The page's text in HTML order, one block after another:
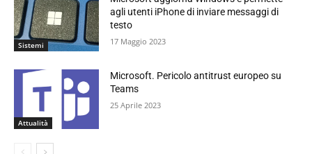
Sistemi
agli utenti iPhone di inviare messaggi di
testo
17 Maggio 2023
Attualità
Microsoft. Pericolo antitrust europeo su
Teams
25 Aprile 2023